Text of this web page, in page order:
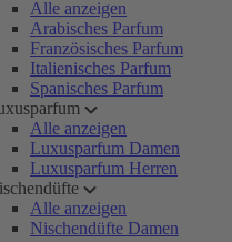
Alle anzeigen
Arabisches Parfum
Französisches Parfum
Italienisches Parfum
Spanisches Parfum
Alle anzeigen
Luxusparfum Damen
Luxusparfum Herren
Alle anzeigen
Nischendüfte Damen